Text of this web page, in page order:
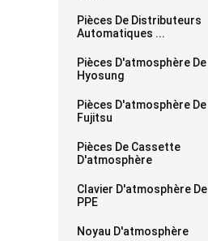
Pièces De Distributeurs
Automatiques ...
Pièces D'atmosphère De
Hyosung
Pièces D'atmosphère De
Fujitsu
Pièces De Cassette
D'atmosphère
Clavier D'atmosphère De
PPE
Noyau D'atmosphère